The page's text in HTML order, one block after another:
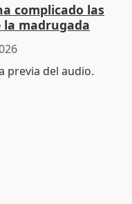
complicado las
madrugada